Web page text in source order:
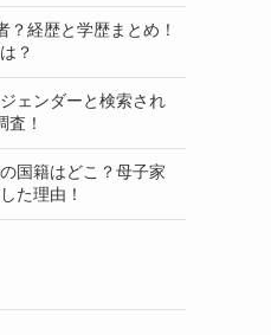
？経歴と学歴まとめ！
？
ェンダーと検索され
査！
国籍はどこ？母子家
た理由！